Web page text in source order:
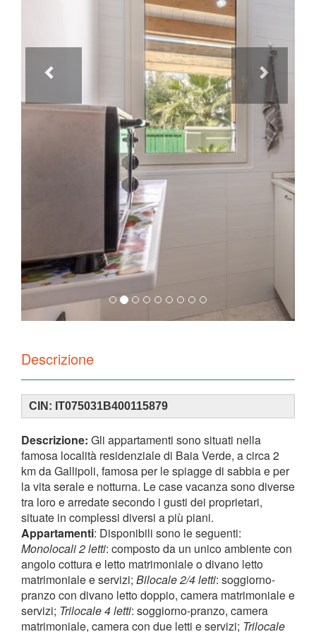
Descrizione
CIN: IT075031B400115879
Descrizione: Gli appartamenti sono situati nella
famosa località residenziale di Baia Verde, a circa 2
km da Gallipoli, famosa per le spiagge di sabbia e per
la vita serale e notturna. Le case vacanza sono diverse
tra loro e arredate secondo i gusti dei proprietari,
situate in complessi diversi a più piani.
Appartamenti: Disponibili sono le seguenti:
Monolocali 2 letti: composto da un unico ambiente con
angolo cottura e letto matrimoniale o divano letto
matrimoniale e servizi; Bilocale 2/4 letti: soggiorno-
pranzo con divano letto doppio, camera matrimoniale e
servizi; Trilocale 4 letti: soggiorno-pranzo, camera
matrimoniale, camera con due letti e servizi; Trilocale